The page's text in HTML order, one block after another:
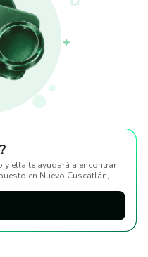
y ella te ayudará a encontrar
en Nuevo Cuscatlán,